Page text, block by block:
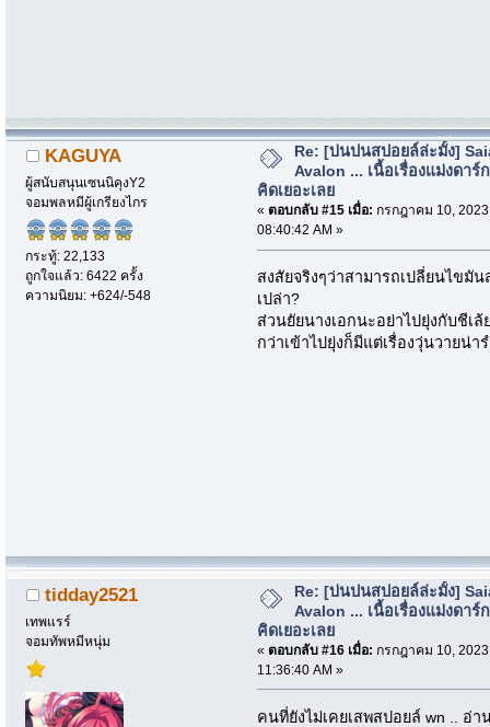
KAGUYA
ผู้สนับสนุนเซนนิคุงY2
จอมพลหมีผู้เกรียงไกร
กระทู้: 22,133
ถูกใจแล้ว: 6422 ครั้ง
ความนิยม: +624/-548
Re: [บ่นปนสปอยล์ล่ะมั้ง]
Avalon ... เนื้อเรื่องแม่งดาร์
คิดเยอะเลย
« ตอบกลับ #15 เมื่อ: กรกฎาคม 10,
08:40:42 AM »
สงสัยจริงๆว่าสามารถเปลี่ยนไขมั
เปล่า?
ส่วนยัยนางเอกนะอย่าไปยุ่งกับชีเ
กว่าเข้าไปยุ่งก็มีแต่เรื่องวุ่นวายน่า
tidday2521
เทพแรร์
จอมทัพหมีหนุ่ม
Re: [บ่นปนสปอยล์ล่ะมั้ง]
Avalon ... เนื้อเรื่องแม่งดาร์
คิดเยอะเลย
« ตอบกลับ #16 เมื่อ: กรกฎาคม 10,
11:36:40 AM »
คนที่ยังไม่เคยเสพสปอยล์ wn .. อ่